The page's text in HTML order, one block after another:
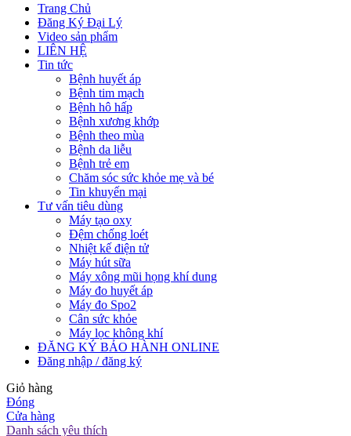
Trang Chủ
Đăng Ký Đại Lý
Video sản phẩm
LIÊN HỆ
Tin tức
Bệnh huyết áp
Bệnh tim mạch
Bệnh hô hấp
Bệnh xương khớp
Bệnh theo mùa
Bệnh da liễu
Bệnh trẻ em
Chăm sóc sức khỏe mẹ và bé
Tin khuyến mại
Tư vấn tiêu dùng
Máy tạo oxy
Đệm chống loét
Nhiệt kế điện tử
Máy hút sữa
Máy xông mũi họng khí dung
Máy đo huyết áp
Máy đo Spo2
Cân sức khỏe
Máy lọc không khí
ĐĂNG KÝ BẢO HÀNH ONLINE
Đăng nhập / đăng ký
Giỏ hàng
Đóng
Cửa hàng
Danh sách yêu thích